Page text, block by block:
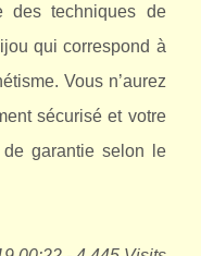
des techniques de
qui correspond à
Vous n’aurez
sécurisé et votre
garantie selon le